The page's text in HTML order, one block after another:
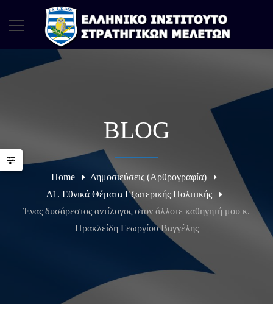
BLOG
Home
Δημοσιεύσεις (Αρθρογραφία)
Δ1. Εθνικά Θέματα Εξωτερικής Πολιτικής
Ένας δυσάρεστος αντίλογος στον άλλοτε καθηγητή μου κ.
Ηρακλείδη Γεωργίου Βαγγέλης